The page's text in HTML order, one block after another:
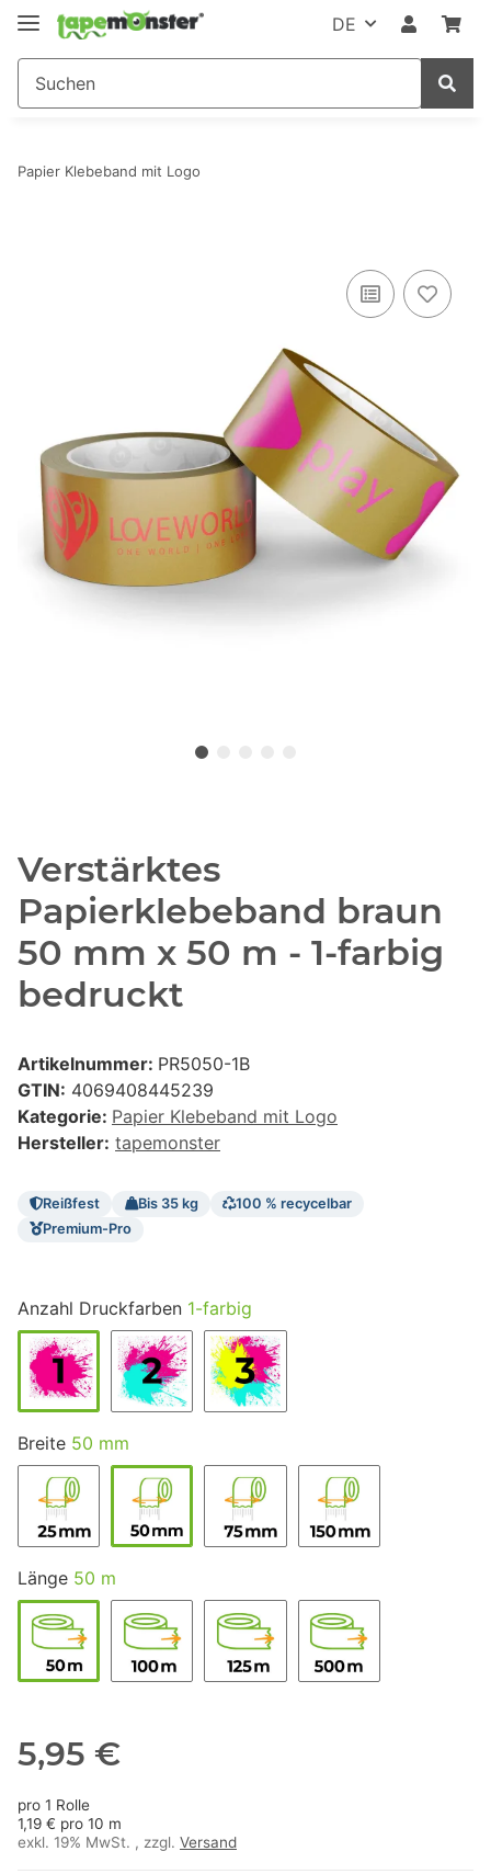
DE
Papier Klebeband mit Logo
Verstärktes
Papierklebeband braun
50 mm x 50 m - 1-farbig
bedruckt
Artikelnummer: PR5050-1B
GTIN: 4069408445239
Kategorie: Papier Klebeband mit Logo
Hersteller: tapemonster
Reißfest Bis 35 kg
100 % recycelbar
Premium-Pro
Anzahl Druckfarben 1-farbig
Breite 50 mm
Länge 50 m
5,95 €
pro 1 Rolle
1,19 € pro 10 m
exkl. 19% MwSt. , zzgl. Versand